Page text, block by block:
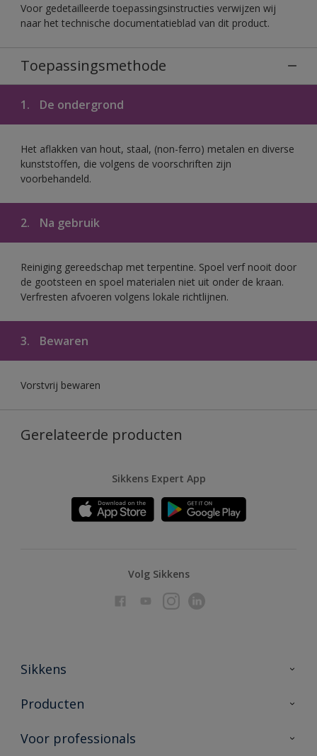
Voor gedetailleerde toepassingsinstructies verwijzen wij
naar het technische documentatieblad van dit product.
Toepassingsmethode
1. De ondergrond
Het aflakken van hout, staal, (non-ferro) metalen en diverse
kunststoffen, die volgens de voorschriften zijn
voorbehandeld.
2. Na gebruik
Reiniging gereedschap met terpentine. Spoel verf nooit door
de gootsteen en spoel materialen niet uit onder de kraan.
Verfresten afvoeren volgens lokale richtlijnen.
3. Bewaren
Vorstvrij bewaren
Gerelateerde producten
Sikkens Expert App
Volg Sikkens
Sikkens
Over Sikkens
Duurzaamheid
Producten
Producten voor binnen
Voor professionals